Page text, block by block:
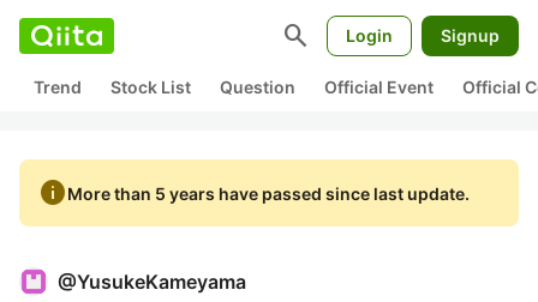
search Login Signup
Trend Stock List Question Official Event Official
infoMore than 5 years have passed since last update.
@YusukeKameyama